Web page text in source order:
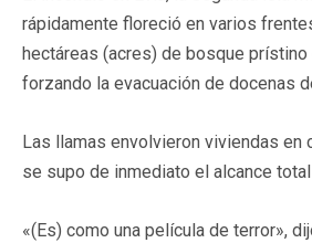
rápidamente floreció en varios
hectáreas (acres) de bosque
forzando la evacuación de docenas
Las llamas envolvieron viviendas en
se supo de inmediato el alcance
«(Es) como una película de terror»,